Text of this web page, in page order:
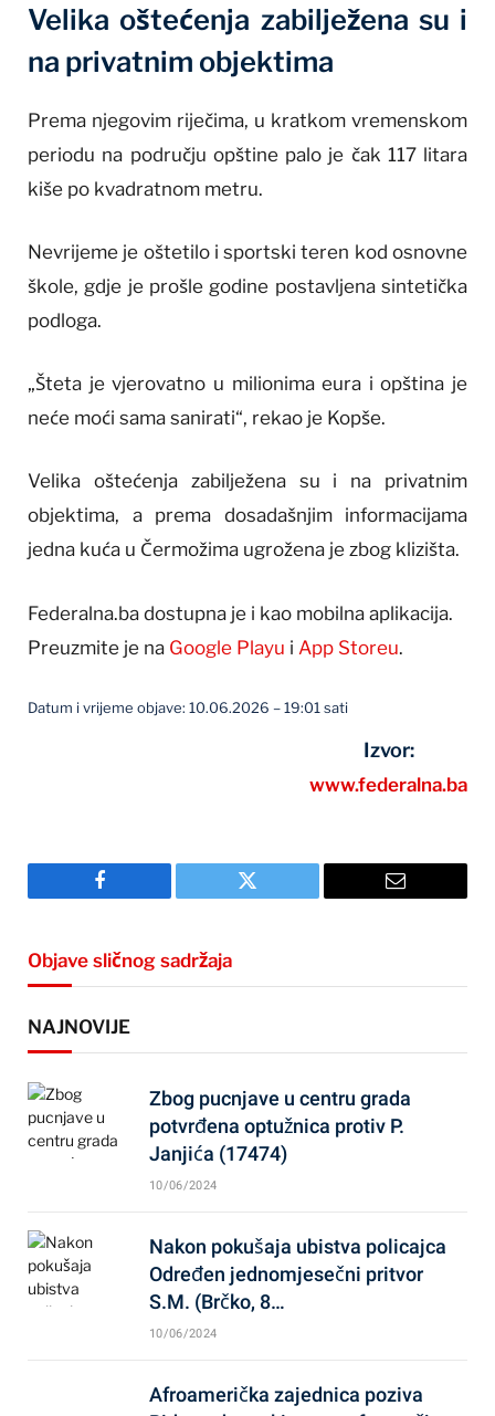
Velika oštećenja zabilježena su i
na privatnim objektima
Prema njegovim riječima, u kratkom vremenskom
periodu na području opštine palo je čak 117 litara
kiše po kvadratnom metru.
Nevrijeme je oštetilo i sportski teren kod osnovne
škole, gdje je prošle godine postavljena sintetička
podloga.
„Šteta je vjerovatno u milionima eura i opština je
neće moći sama sanirati“, rekao je Kopše.
Velika oštećenja zabilježena su i na privatnim
objektima, a prema dosadašnjim informacijama
jedna kuća u Čermožima ugrožena je zbog klizišta.
Federalna.ba dostupna je i kao mobilna aplikacija.
Preuzmite je na Google Playu i App Storeu.
Datum i vrijeme objave: 10.06.2026 – 19:01 sati
Izvor:
www.federalna.ba
Facebook Twitter Email
Objave sličnog sadržaja
NAJNOVIJE
Zbog pucnjave u centru grada
potvrđena optužnica protiv P.
Janjića (17474)
10/06/2024
Nakon pokušaja ubistva policajca
Određen jednomjesečni pritvor
S.M. (Brčko, 8…
10/06/2024
Afroamerička zajednica poziva